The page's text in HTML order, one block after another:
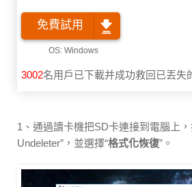
免費試用
3002名用戶已下載并成功救回已丟失
1、通過讀卡機把SD卡連接到電腦上，
Undeleter”，並選擇“格式化恢復”。